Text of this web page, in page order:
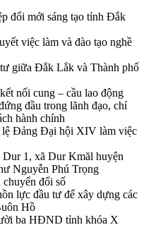
đổi mới sáng tạo tỉnh Đắk
việc làm và đào tạo nghề
giữa Đắk Lắk và Thành phố
nối cung – cầu lao động
đầu trong lãnh đạo, chỉ
hành chính
lệ Đảng Đại hội XIV làm việc
1, xã Dur Kmăl huyện
Nguyễn Phú Trọng
đổi số
lực đầu tư để xây dựng các
Hồ
ba HĐND tỉnh khóa X